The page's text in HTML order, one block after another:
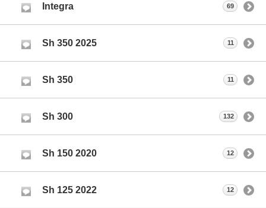
Integra 69
Sh 350 2025 11
Sh 350 11
Sh 300 132
Sh 150 2020 12
Sh 125 2022 12